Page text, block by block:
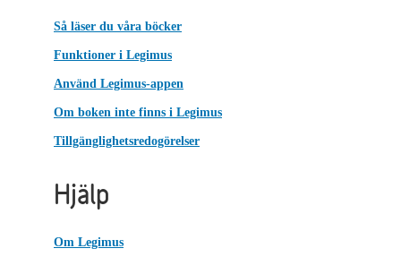
Så läser du våra böcker
Funktioner i Legimus
Använd Legimus-appen
Om boken inte finns i Legimus
Tillgänglighetsredogörelser
Hjälp
Om Legimus